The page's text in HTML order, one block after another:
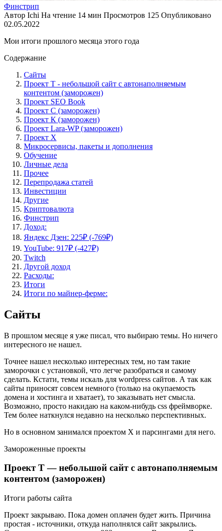
Финстрип
Автор Ichi На чтение 14 мин Просмотров 125 Опубликовано
02.05.2022
Мои итоги прошлого месяца этого года
Содержание
Сайты
Проект Т - небольшой сайт с автонаполняемым
контентом (заморожен)
Проект SEO Book
Проект С (заморожен)
Проект К (заморожен)
Проект Lara-WP (заморожен)
Проект X
Микросервисы, пакеты и дополнения
Обучение
Личные дела
Прочее
Перепродажа статей
Инвестиции
Другие
Криптовалюта
Финстрип
Доход:
Яндекс Дзен: 225₽ (-769₽)
YouTube: 917₽ (-427₽)
Twitch
Другой доход
Расходы:
Итоги
Итоги по майнер-ферме:
Сайты
В прошлом месяце я уже писал, что выбираю темы. Но ничего
интересного не нашел.
Точнее нашел несколько интересных тем, но там такие
заморочки с установкой, что легче разобраться и самому
сделать. Кстати, темы искаль для wordpress сайтов. А так как
сайты приносят совсем немного (только на окупаемость
домена и хостинга и хватает), то заказывать нет смысла.
Возможно, просто накидаю на каком-нибудь css фреймворке.
Тем более наткнулся недавно на несколько перспективных.
Но в основном занимался проектом Х и парсингами для него.
Замороженные проекты
Проект Т — небольшой сайт с автонаполняемым
контентом (заморожен)
Итоги работы сайта
Проект закрываю. Пока домен оплачен будет жить. Причина
простая - источники, откуда наполнялся сайт закрылись.